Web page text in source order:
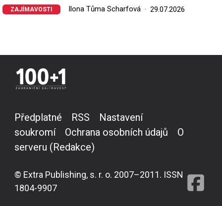
ZAJÍMAVOSTI Ilona Tůma Scharfová 29.07.2026
Předplatné RSS
Nastavení
soukromí
Ochrana osobních údajů
O
serveru (Redakce)
© Extra Publishing, s. r. o. 2007–2011. ISSN
1804-9907